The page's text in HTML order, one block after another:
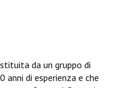
da un gruppo di
anni di esperienza e che